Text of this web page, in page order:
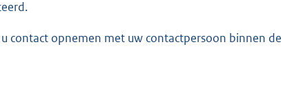
contact opnemen met uw contactpersoon binnen de